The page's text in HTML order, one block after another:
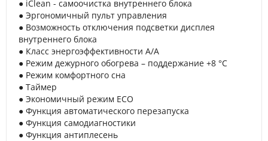
● iClean - cамоочистка внутреннего блока
● Эргономичный пульт управления
● Возможность отключения подсветки дисплея
внутреннего блока
● Класс энергоэффективности A/A
● Режим дежурного обогрева – поддержание +8 °C
● Режим комфортного сна
● Таймер
● Экономичный режим ECO
● Функция автоматического перезапуска
● Функция самодиагностики
● Функция антиплесень